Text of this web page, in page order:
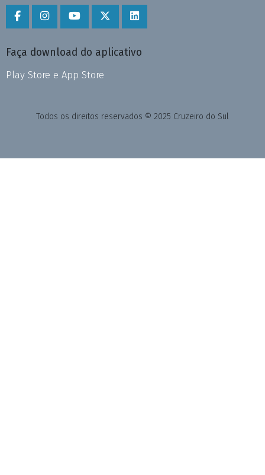
Faça download do aplicativo
Play Store e App Store
Todos os direitos reservados © 2025 Cruzeiro do Sul